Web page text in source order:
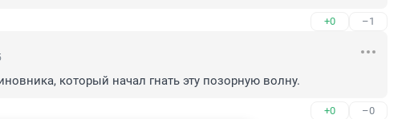
+0 –1
который начал гнать эту позорную волну.
+0 –0